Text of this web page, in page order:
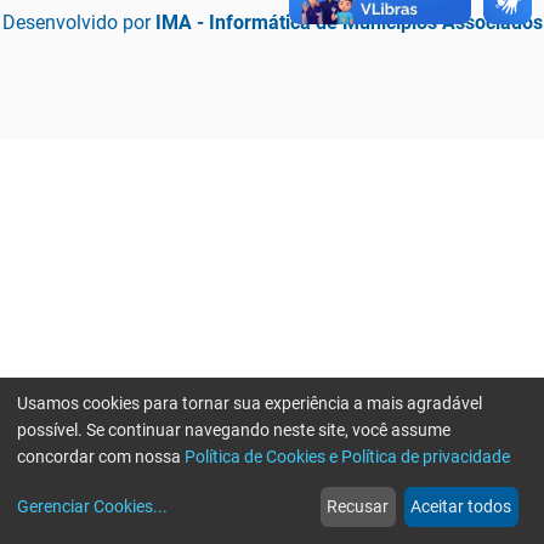
Desenvolvido por IMA - Informática de Municípios Associados
web
Notícias
more_horiz
Mais
Usamos cookies para tornar sua experiência a mais agradável
possível. Se continuar navegando neste site, você assume
concordar com nossa Política de Cookies e Política de privacidade
Gerenciar Cookies... Recusar Aceitar todos
Erro ao enviar informações, por favor tente novamente